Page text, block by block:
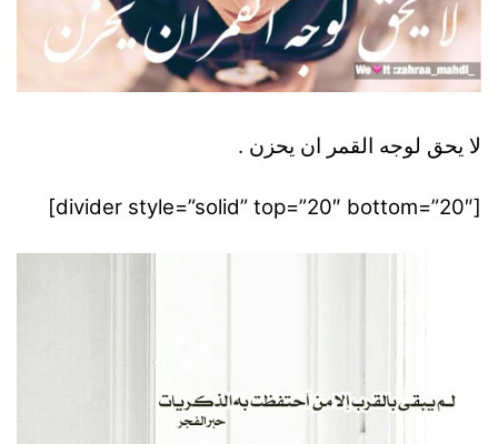
لا يحق لوجه القمر ان يحزن .
[divider style=”solid” top=”20″ bottom=”20″]